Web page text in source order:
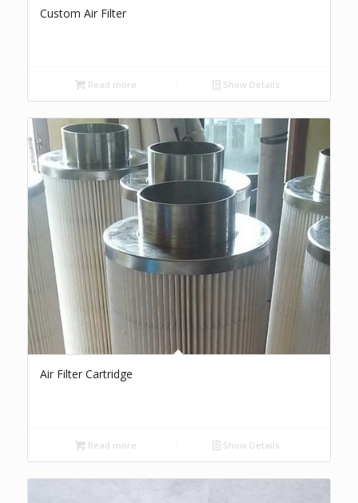
Custom Air Filter
Read more Show Details
Air Filter Cartridge
Read more Show Details